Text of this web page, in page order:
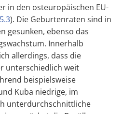
in den osteuropäischen EU-
). Die Geburtenraten sind in
gesunken, ebenso das
Innerhalb
allerdings, dass die
unterschiedlich weit
beispielsweise
Kuba niedrige, im
unterdurchschnittliche